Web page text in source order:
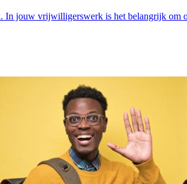
In jouw vrijwilligerswerk is het belangrijk om